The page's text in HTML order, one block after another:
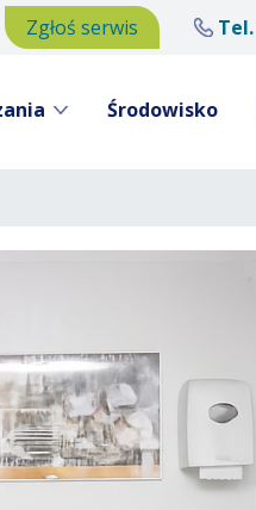
treści
Zgłoś serwis Tel.
Środowisko